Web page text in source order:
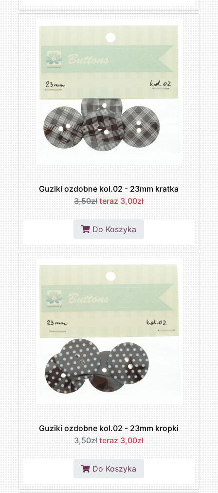
Guziki ozdobne kol.02 - 23mm kratka
3,50zł teraz 3,00zł
Do Koszyka
Guziki ozdobne kol.02 - 23mm kropki
3,50zł teraz 3,00zł
Do Koszyka